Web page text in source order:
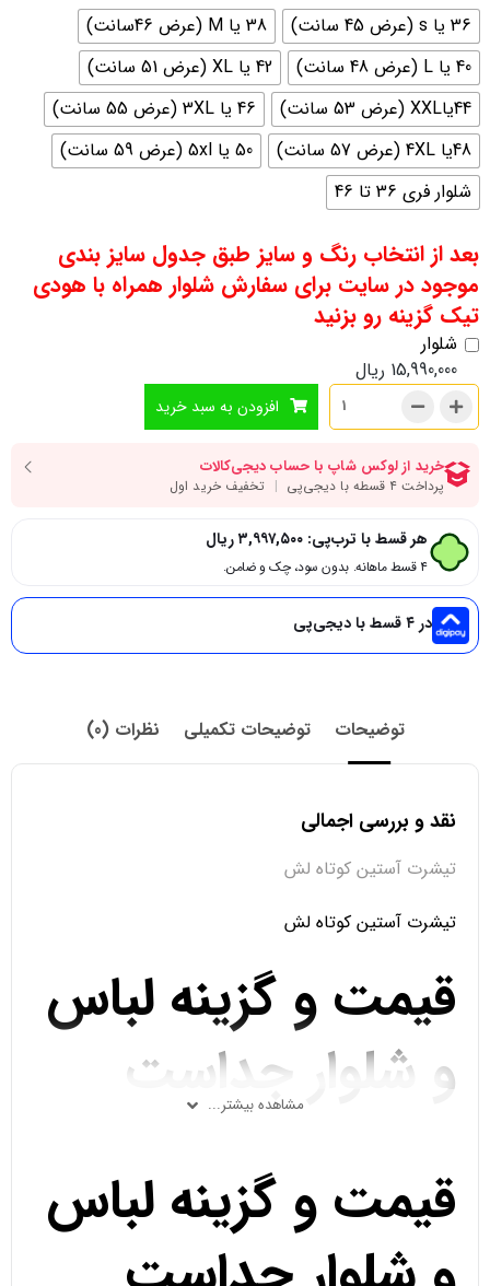
36 یا s (عرض 45 سانت)
38 یا M (عرض 46سانت)
40 یا L (عرض 48 سانت)
42 یا XL (عرض 51 سانت)
44یاXXL (عرض 53 سانت)
46 یا 3XL (عرض 55 سانت)
48یا 4XL (عرض 57 سانت)
50 یا 5xl (عرض 59 سانت)
شلوار فری 36 تا 46
بعد از انتخاب رنگ و سایز طبق جدول سایز بندی
موجود در سایت برای سفارش شلوار همراه با هودی
تیک گزینه رو بزنید
شلوار
15,990,000 ریال
افزودن به سبد خرید
هر قسط با ترب‌پی: ۳,۹۹۷,۵۰۰ریال
۴ قسط ماهانه. بدون سود، چک و ضامن.
در ۴ قسط با دیجی‌پی
توضیحات توضیحات تکمیلی نظرات (0)
نقد و بررسی اجمالی
تیشرت آستین کوتاه لش
تیشرت آستین کوتاه لش
قیمت و گزینه لباس
و شلوار جداست
مشاهده بیشتر...
قیمت و گزینه لباس